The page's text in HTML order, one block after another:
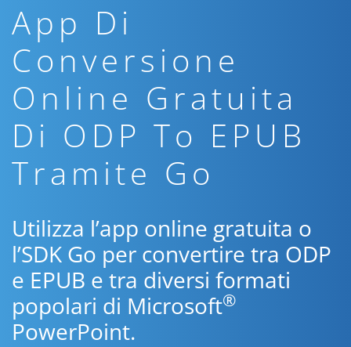
App Di
Conversione
Online Gratuita
Di ODP To EPUB
Tramite Go
Utilizza l’app online gratuita o
l’SDK Go per convertire tra ODP
e EPUB e tra diversi formati
popolari di Microsoft®
PowerPoint.